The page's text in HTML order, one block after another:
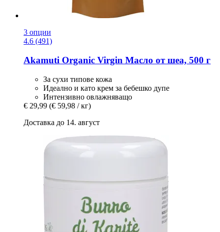
3 опции
4.6 (491)
Akamuti Organic Virgin Масло от шеа, 500 г
За сухи типове кожа
Идеално и като крем за бебешко дупе
Интензивно овлажняващо
€ 29,99 (€ 59,98 / кг)
Доставка до 14. август